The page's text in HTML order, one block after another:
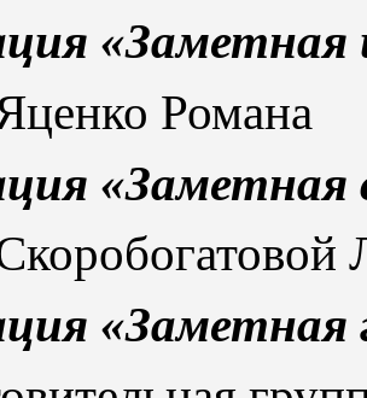
«Заметная
Романа
«Заметная
«Заметная